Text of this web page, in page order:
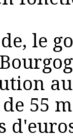
le
au
55